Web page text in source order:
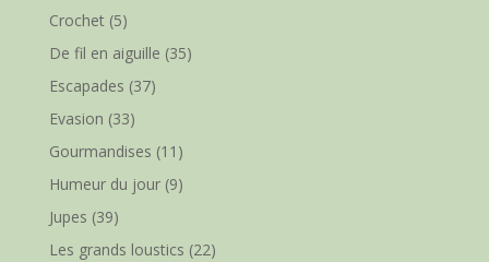
Crochet(5)
De fil en aiguille (35)
Escapades (37)
Evasion (33)
Gourmandises (11)
Humeur du jour(9)
Jupes (39)
Les grands loustics (22)